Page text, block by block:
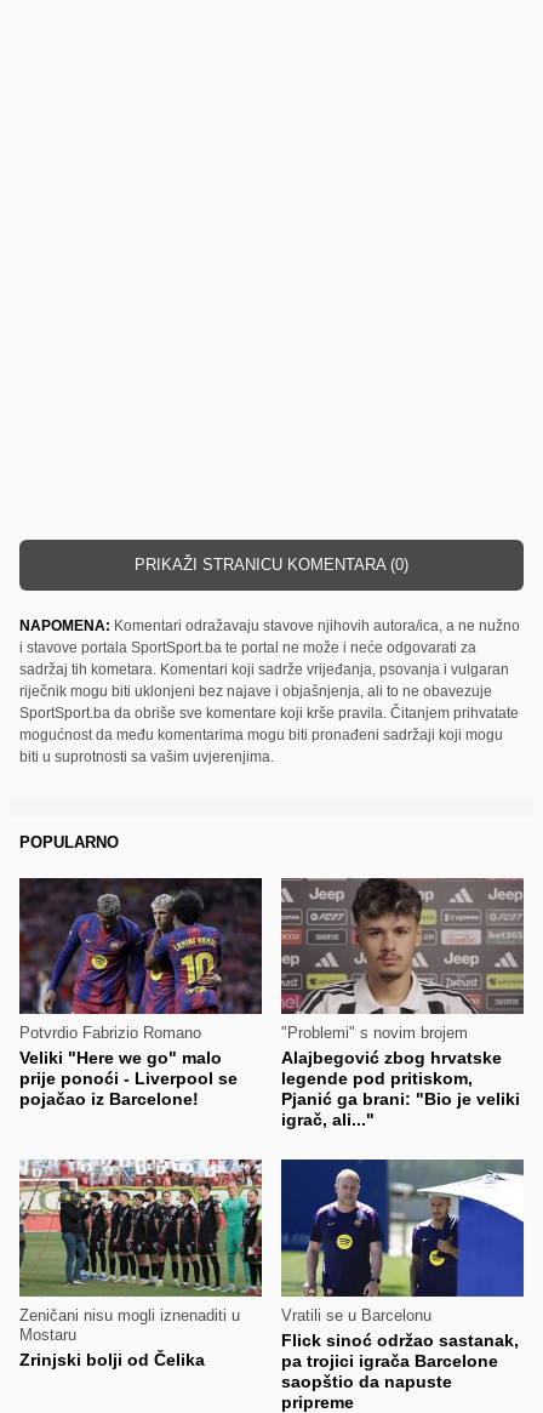
PRIKAŽI STRANICU KOMENTARA (0)
NAPOMENA: Komentari odražavaju stavove njihovih autora/ica, a ne nužno
i stavove portala SportSport.ba te portal ne može i neće odgovarati za
sadržaj tih kometara. Komentari koji sadrže vrijeđanja, psovanja i vulgaran
riječnik mogu biti uklonjeni bez najave i objašnjenja, ali to ne obavezuje
SportSport.ba da obriše sve komentare koji krše pravila. Čitanjem prihvatate
mogućnost da među komentarima mogu biti pronađeni sadržaji koji mogu
biti u suprotnosti sa vašim uvjerenjima.
POPULARNO
Potvrdio Fabrizio Romano
Veliki "Here we go" malo
prije ponoći - Liverpool se
pojačao iz Barcelone!
"Problemi" s novim brojem
Alajbegović zbog hrvatske
legende pod pritiskom,
Pjanić ga brani: "Bio je veliki
igrač, ali..."
Zeničani nisu mogli iznenaditi u
Mostaru
Zrinjski bolji od Čelika
Vratili se u Barcelonu
Flick sinoć održao sastanak,
pa trojici igrača Barcelone
saopštio da napuste
pripreme